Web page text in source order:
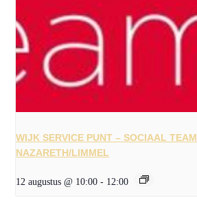
WIJK SERVICE PUNT – SOCIAAL TEAM
NAZARETH/LIMMEL
12 augustus @ 10:00 - 12:00